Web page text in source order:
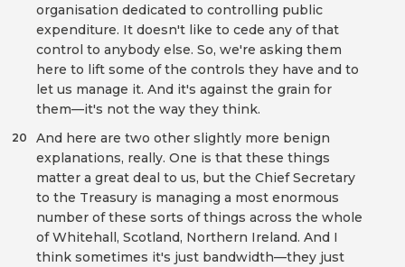
organisation dedicated to controlling public
expenditure. It doesn't like to cede any of that
control to anybody else. So, we're asking them
here to lift some of the controls they have and to
let us manage it. And it's against the grain for
them—it's not the way they think.
And here are two other slightly more benign
explanations, really. One is that these things
matter a great deal to us, but the Chief Secretary
to the Treasury is managing a most enormous
number of these sorts of things across the whole
of Whitehall, Scotland, Northern Ireland. And I
think sometimes it's just bandwidth—they just
20